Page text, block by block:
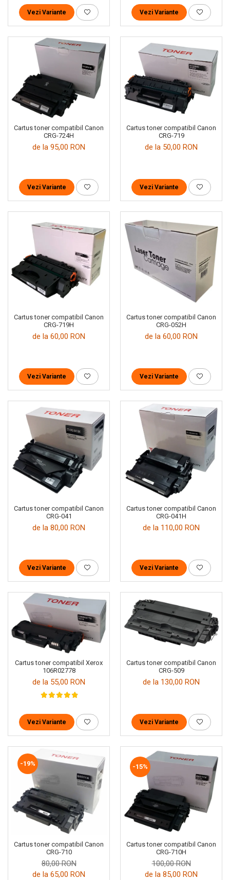
Vezi Variante Vezi Variante
Cartus toner compatibil Canon
CRG-724H
de la 95,00 RON
Vezi Variante
Cartus toner compatibil Canon
CRG-719
de la 50,00 RON
Vezi Variante
Cartus toner compatibil Canon
CRG-719H
de la 60,00 RON
Vezi Variante
Cartus toner compatibil Canon
CRG-052H
de la 60,00 RON
Vezi Variante
Cartus toner compatibil Canon
CRG-041
de la 80,00 RON
Vezi Variante
Cartus toner compatibil Canon
CRG-041H
de la 110,00 RON
Vezi Variante
Cartus toner compatibil Xerox
106R02778
de la 55,00 RON
Vezi Variante
Cartus toner compatibil Canon
CRG-509
de la 130,00 RON
Vezi Variante
-19%
Cartus toner compatibil Canon
CRG-710
80,00 RON
de la 65,00 RON
-15%
Cartus toner compatibil Canon
CRG-710H
100,00 RON
de la 85,00 RON